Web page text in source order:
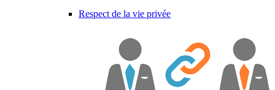
Respect de la vie privée